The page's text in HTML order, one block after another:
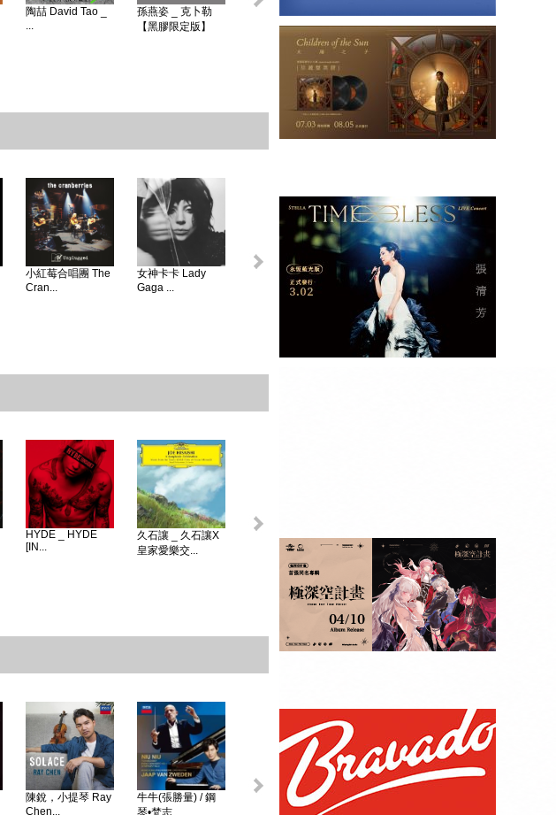
陶喆 David Tao _
...
孫燕姿 _ 克卜勒
【黑膠限定版】
小紅莓合唱團 The
Cran...
女神卡卡 Lady
Gaga ...
怪奇比莉 BILLIE
蘿兒 Lorde _ 聖女
莎賓娜卡本特
Sabrina ...
HYDE _ HYDE
[IN...
久石讓 _ 久石讓X
皇家愛樂交...
初音未來 _
MAGICAL ...
贈品：SPECIAL
BOOK+視覺貼紙
10張SET+特典影
陳銳，小提琴 Ray
Chen...
牛牛(張勝量) / 鋼
琴•梵志...
戴安娜‧克瑞兒
環球DG古典音樂